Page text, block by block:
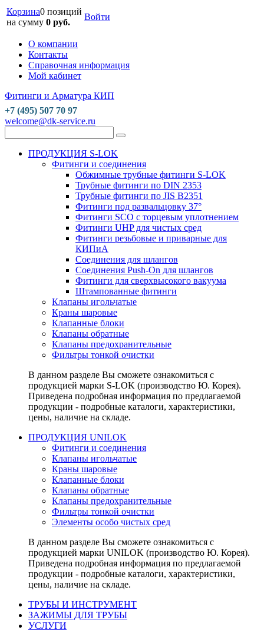
Корзина0 позиций
на сумму 0 руб.
Войти
О компании
Контакты
Справочная информация
Мой кабинет
Фитинги и Арматура КИП
+7 (495) 507 70 97
welcome@dk-service.ru
ПРОДУКЦИЯ S-LOK
Фитинги и соединения
Обжимные трубные фитинги S-LOK
Трубные фитинги по DIN 2353
Трубные фитинги по JIS B2351
Фитинги под развальцовку 37°
Фитинги SCO с торцевым уплотнением
Фитинги UHP для чистых сред
Фитинги резьбовые и приварные для
КИПиА
Соединения для шлангов
Соединения Push-On для шлангов
Фитинги для сверхвысокого вакуума
Штампованные фитинги
Клапаны игольчатые
Краны шаровые
Клапанные блоки
Клапаны обратные
Клапаны предохранительные
Фильтры тонкой очистки
В данном разделе Вы сможете ознакомиться с
продукцией марки S-LOK (производство Ю. Корея).
Приведена подробная информация по предлагаемой
продукции - подробные каталоги, характеристики,
цены, наличие на складе.
ПРОДУКЦИЯ UNILOK
Фитинги и соединения
Клапаны игольчатые
Краны шаровые
Клапанные блоки
Клапаны обратные
Клапаны предохранительные
Фильтры тонкой очистки
Элементы особо чистых сред
В данном разделе Вы сможете ознакомиться с
продукцией марки UNILOK (производство Ю. Корея).
Приведена подробная информация по предлагаемой
продукции - подробные каталоги, характеристики,
цены, наличие на складе.
ТРУБЫ И ИНСТРУМЕНТ
ЗАЖИМЫ ДЛЯ ТРУБЫ
УСЛУГИ